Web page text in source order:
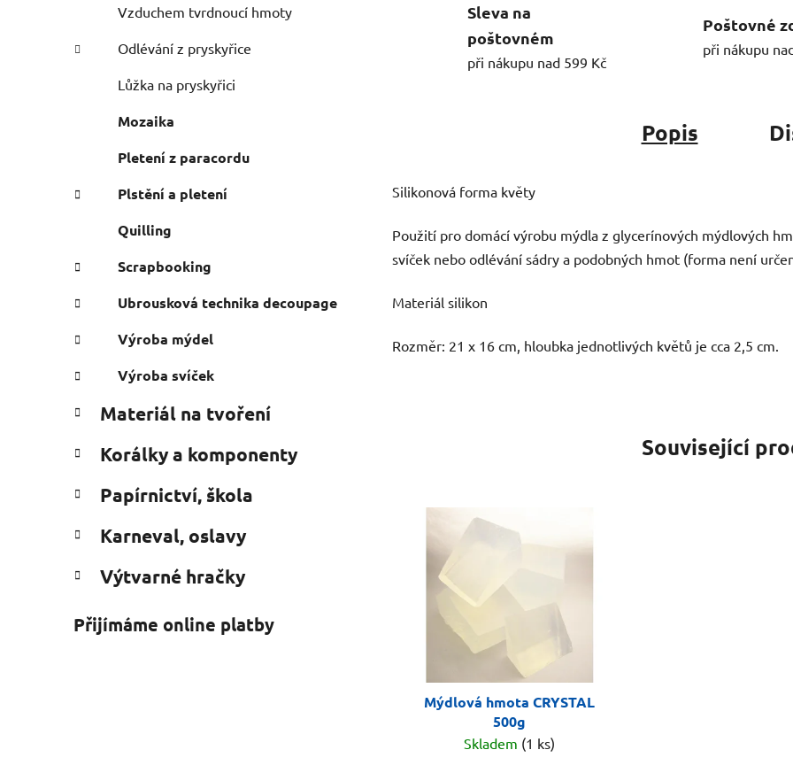
Vzduchem tvrdnoucí hmoty
Odlévání z pryskyřice
Lůžka na pryskyřici
Mozaika
Pletení z paracordu
Plstění a pletení
Quilling
Scrapbooking
Ubrousková technika decoupage
Výroba mýdel
Výroba svíček
Materiál na tvoření
Korálky a komponenty
Papírnictví, škola
Karneval, oslavy
Výtvarné hračky
Přijímáme online platby
Sleva na
poštovném
při nákupu nad 599 Kč
Poštovné
při nákupu
Popis
Silikonová forma květy
Použití pro domácí výrobu mýdla z glycerínových mýdlových
svíček nebo odlévání sádry a podobných hmot (forma není
Materiál silikon
Rozměr: 21 x 16 cm, hloubka jednotlivých květů je cca 2,5 cm.
Související
Mýdlová hmota CRYSTAL
500g
Skladem (1 ks)